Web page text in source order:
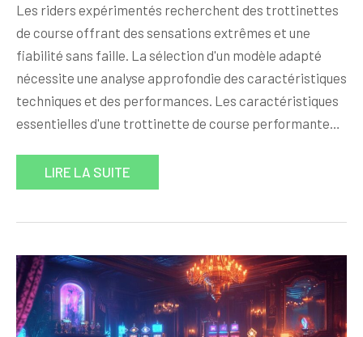
Les riders expérimentés recherchent des trottinettes
de course offrant des sensations extrêmes et une
fiabilité sans faille. La sélection d'un modèle adapté
nécessite une analyse approfondie des caractéristiques
techniques et des performances. Les caractéristiques
essentielles d'une trottinette de course performante…
LIRE LA SUITE